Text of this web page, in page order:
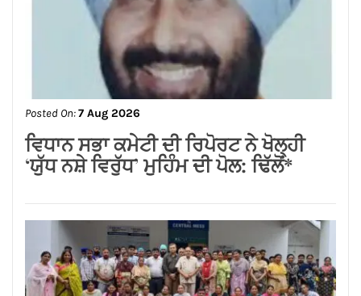
7 Aug 2026
ਜਲੰਧਰ ਜ਼ਿਲ੍ਹੇ ’ਚ ਘਰ-ਘਰ ਗਣਨਾ ਪੜ੍ਹਾਅ
ਤਹਿਤ ਸੌ ਫੀਸਦੀ ਕਾਰਜ ਸਫ਼ਲਤਾਪੂਰਵਕ